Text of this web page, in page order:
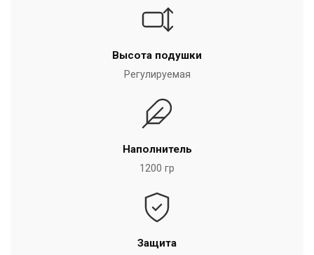
Высота подушки
Регулируемая
Наполнитель
1200 гр
Защита